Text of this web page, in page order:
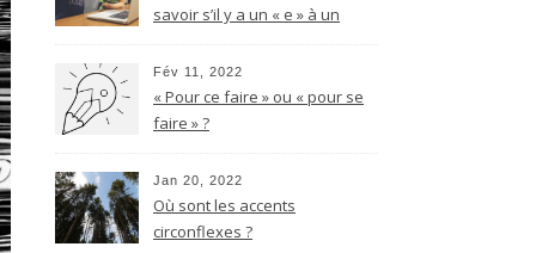
savoir s’il y a un « e » à un
son -é ?
Fév 11, 2022
« Pour ce faire » ou « pour se
faire » ?
Jan 20, 2022
Où sont les accents
circonflexes ?